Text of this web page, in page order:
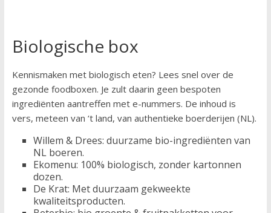
Biologische box
Kennismaken met biologisch eten? Lees snel over de
gezonde foodboxen. Je zult daarin geen bespoten
ingrediënten aantreffen met e-nummers. De inhoud is
vers, meteen van ‘t land, van authentieke boerderijen (NL).
Willem & Drees: duurzame bio-ingrediënten van
NL boeren.
Ekomenu: 100% biologisch, zonder kartonnen
dozen.
De Krat: Met duurzaam gekweekte
kwaliteitsproducten.